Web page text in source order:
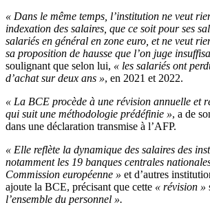
« Dans le même temps, l’institution ne veut
indexation des salaires, que ce soit pour ses
salariés en général en zone euro, et ne veut
sa proposition de hausse que l’on juge
soulignant que selon lui, « les salariés ont
d’achat sur deux ans », en 2021 et 2022.
« La BCE procède à une révision annuelle et
qui suit une méthodologie prédéfinie », a de
dans une déclaration transmise à l’AFP.
« Elle reflète la dynamique des salaires des
notamment les 19 banques centrales
Commission européenne » et d’autres
ajoute la BCE, précisant que cette « révision »
l’ensemble du personnel ».